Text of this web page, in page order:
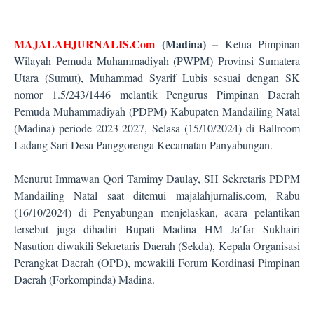
MAJALAHJURNALIS.Com (Madina) – Ketua Pimpinan
Wilayah Pemuda Muhammadiyah (PWPM) Provinsi Sumatera
Utara (Sumut), Muhammad Syarif Lubis sesuai dengan SK
nomor 1.5/243/1446 melantik Pengurus Pimpinan Daerah
Pemuda Muhammadiyah (PDPM) Kabupaten Mandailing Natal
(Madina) periode 2023-2027, Selasa (15/10/2024) di Ballroom
Ladang Sari Desa Panggorenga Kecamatan Panyabungan.
Menurut Immawan Qori Tamimy Daulay, SH Sekretaris PDPM
Mandailing Natal saat ditemui majalahjurnalis.com, Rabu
(16/10/2024) di Penyabungan menjelaskan, acara pelantikan
tersebut juga dihadiri Bupati Madina HM Ja’far Sukhairi
Nasution diwakili Sekretaris Daerah (Sekda), Kepala Organisasi
Perangkat Daerah (OPD), mewakili Forum Kordinasi Pimpinan
Daerah (Forkompinda) Madina.